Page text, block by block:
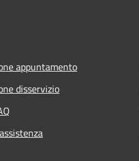
appuntamento
disservizio